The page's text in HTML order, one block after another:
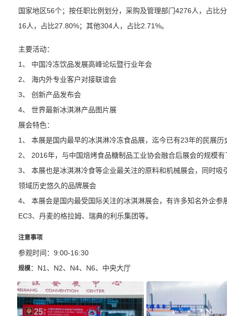
国家地区56个；按任职比例划分，采购及管理部门4276人，占比
16人，占比27.80%；其他304人，占比2.71%。
主要活动：
1、 中国冷冻饮品发展高峰论坛暨行业年会
2、 海内外专业客户对接联谊会
3、 创新产品发布会
4、 世界最新冰淇淋产品图片展
展会特色：
1、 本展是国内最早的冰淇淋冷冻食品展，迄今已有23年的民展历
2、 2016年，与中国焙烤食品糖制品工业协会融合后展会的规模
3、 本展也是冰淇淋冷食等企业最关注的原料和机械展会，同时
领域历史悠久的品牌展会
4、 本展会是国内最受国际关注的冰淇淋展会，有许多知名外企
EC3、丹麦的格拉姆、瑞典的利乐集团等。
注意事项
参观时间：9:00-16:30
规模：N1、N2、N4、N6、中央大厅